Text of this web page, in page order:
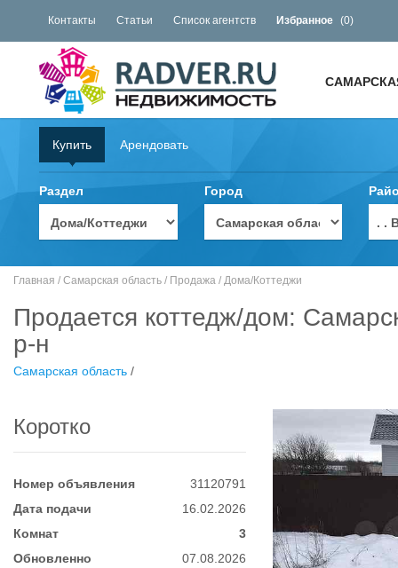
Контакты Статьи Список агентств Избранное (0)
Купить Арендовать
Раздел Город
. .
Главная / Самарская область / Продажа / Дома/Коттеджи
Продается коттедж/дом:
р-н
Самарская область /
Коротко
Номер объявления
31120791
Дата подачи
16.02.2026
Комнат
3
Обновленно
07.08.2026